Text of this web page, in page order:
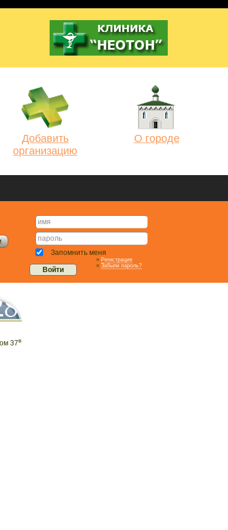
Добавить
организацию
О городе
Запомнить меня
» Регистрация
» Забыли пароль?
37в